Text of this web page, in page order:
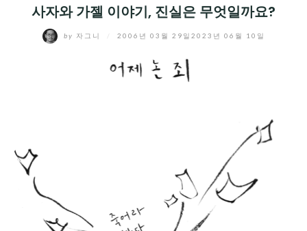
사자와 가젤 이야기, 진실은 무엇일까요?
by 자그니 2006년 03월 29일 2023년 06월 10일
CHILD
MENU
디지털트렌드
디지털라이프
CHILD
EXPAND
MENU